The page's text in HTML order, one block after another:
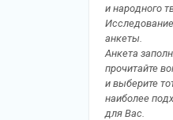
и народного
анкеты.
Анкета
прочитайте
и выберите
наиболее
для Вас.